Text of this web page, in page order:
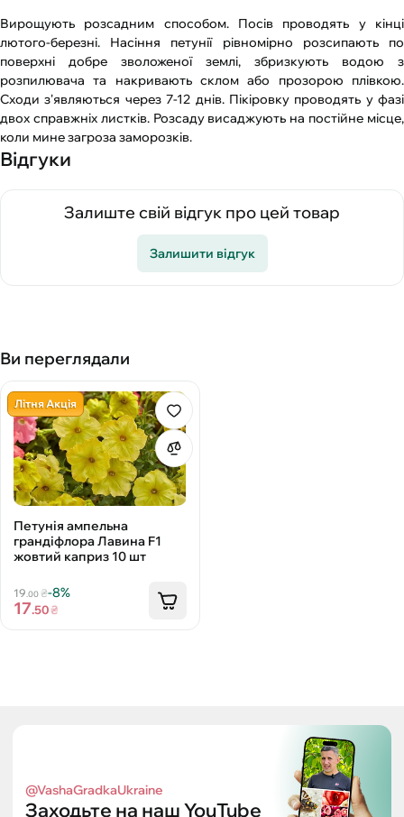
Вирощують розсадним способом. Посів проводять у кінці
лютого-березні. Насіння петунії рівномірно розсипають по
поверхні добре зволоженої землі, збризкують водою з
розпилювача та накривають склом або прозорою плівкою.
Сходи з'являються через 7-12 днів. Пікіровку проводять у фазі
двох справжніх листків. Розсаду висаджують на постійне місце,
коли мине загроза заморозків.
Відгуки
Залиште свій відгук про цей товар
Залишити відгук
Ви переглядали
Літня Акція
Петунія ампельна
грандіфлора Лавина F1
жовтий каприз 10 шт
19 .00₴-8%
17.50₴
@VashaGradkaUkraine
Заходьте на наш YouTube